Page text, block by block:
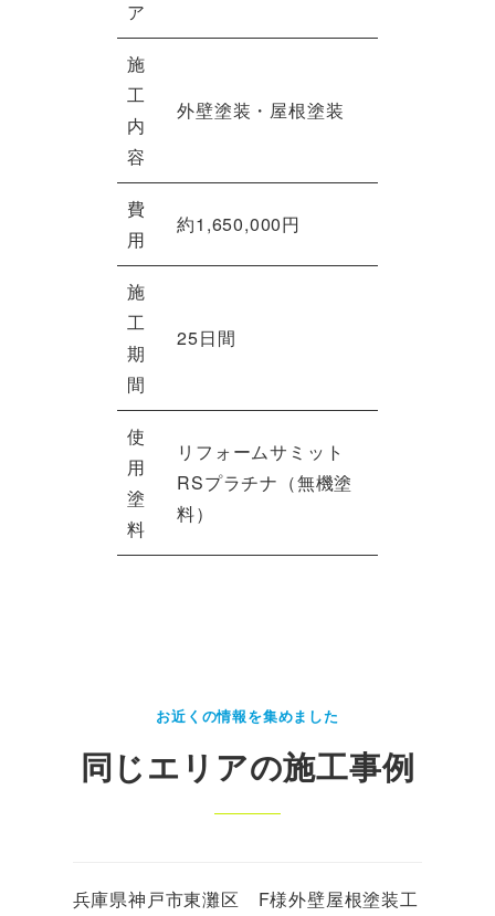
ア
施
工
内
容
外壁塗装・屋根塗装
費
用
約1,650,000円
施
工
期
間
25日間
使
用
塗
料
リフォームサミット
RSプラチナ（無機塗
料）
お近くの情報を集めました
同じエリアの施工事例
兵庫県神戸市東灘区 F様外壁屋根塗装工